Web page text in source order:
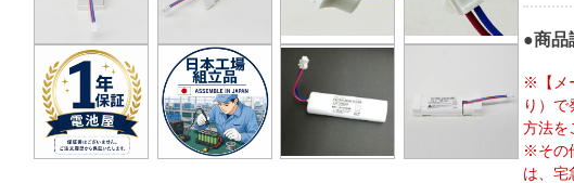
●商品
※【メ
り）
方法を
※その
は、宅